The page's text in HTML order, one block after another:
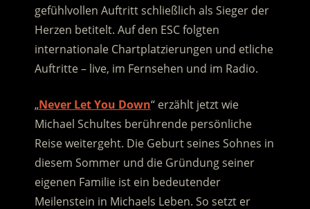
gefühlvollen Auftritt schließlich als Sieger der
Herzen betitelt. Auf den ESC folgten
internationale Chartplatzierungen und etliche
Auftritte – live, im Fernsehen und im Radio.
„Never Let You Down“ erzählt jetzt wie
Michael Schultes berührende persönliche
Reise weitergeht. Die Geburt seines Sohnes in
diesem Sommer und die Gründung seiner
eigenen Familie ist ein bedeutender
Meilenstein in Michaels Leben. So setzt er